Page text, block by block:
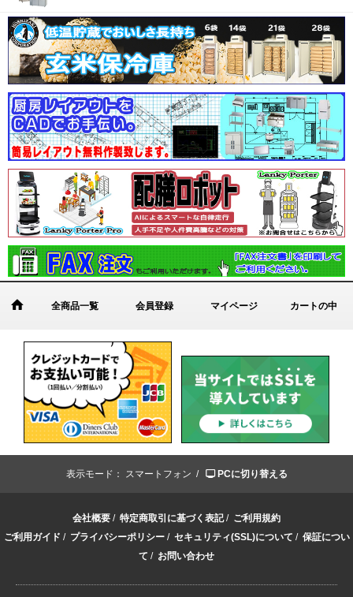
全商品一覧 会員登録 マイページ カートの中
表示モード： スマートフォン / PCに切り替える
会社概要 / 特定商取引に基づく表記/ ご利用規約
ご利用ガイド / プライバシーポリシー/ セキュリティ(SSL)について / 保証につい
て / お問い合わせ